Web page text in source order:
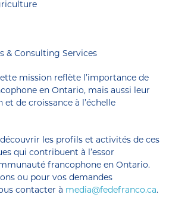
& Consulting Services
mission reflète l’importance de
en Ontario, mais aussi leur
de croissance à l’échelle
les profils et activités de ces
qui contribuent à l’essor
francophone en Ontario.
ou pour vos demandes
contacter à media@fedefranco.ca.